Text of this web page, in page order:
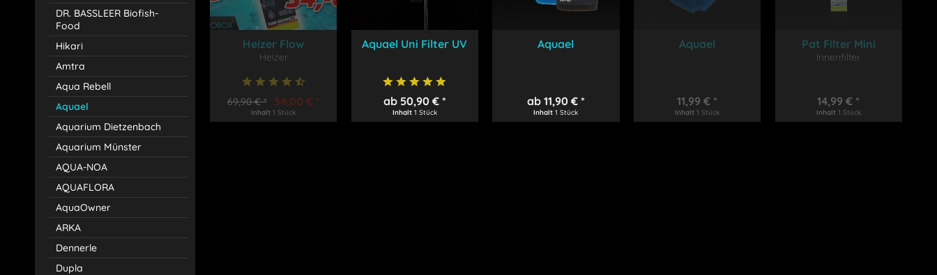
DR. BASSLEER Biofish-
Food
Hikari
Amtra
Aqua Rebell
Aquael
Aquarium Dietzenbach
Aquarium Münster
AQUA-NOA
AQUAFLORA
AquaOwner
ARKA
Dennerle
Dupla
Heizer Flow
Heizer
69,90 € * 34,00 € *
Inhalt1 Stück
Aquael Uni Filter UV
ab 50,90 € *
Inhalt 1 Stück
Aquael
ab 11,90 € *
Inhalt1 Stück
Aquael
11,99 € *
Inhalt1 Stück
Pat Filter Mini
Innenfilter
14,99 € *
Inhalt 1 Stück